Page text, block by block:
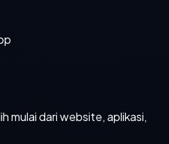
mulai dari website, aplikasi,